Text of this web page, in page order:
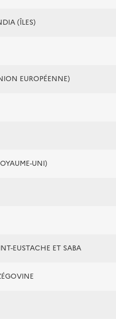
(ÎLES)
EUROPÉENNE)
UNI)
EUSTACHE ET SABA